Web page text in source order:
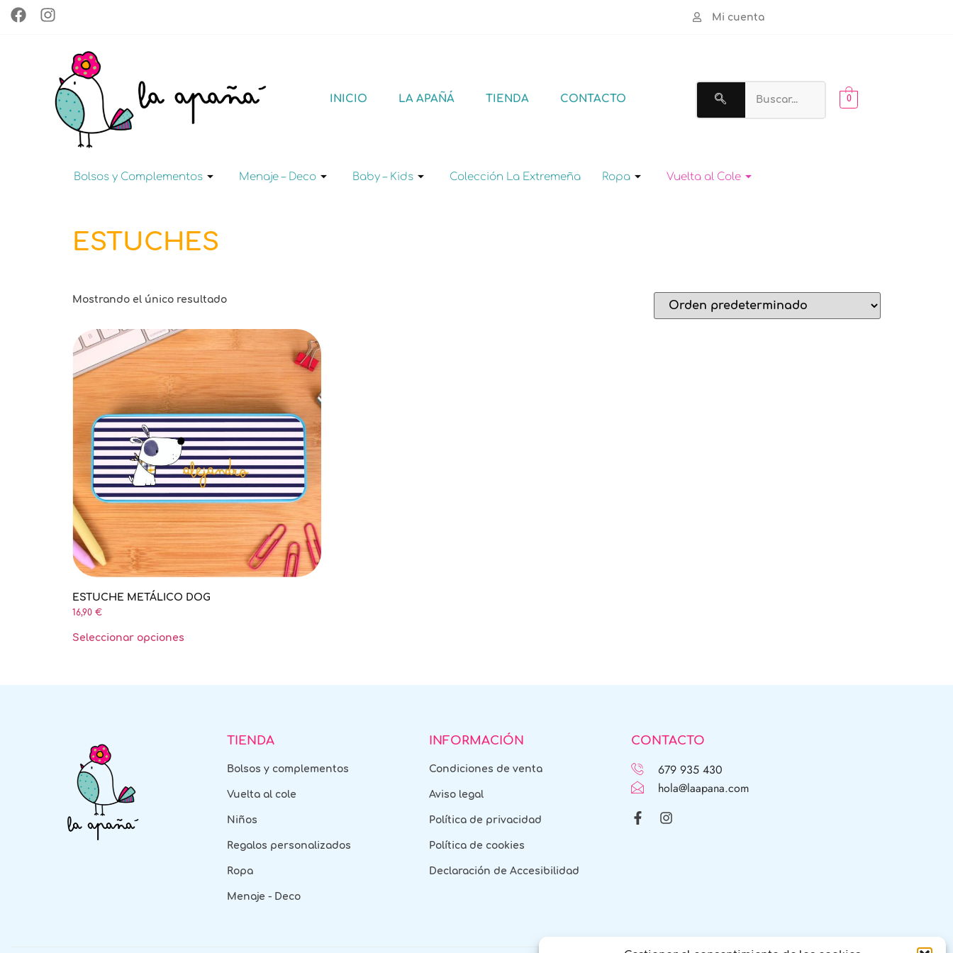
Mi cuenta
INICIO LA APAÑÁ TIENDA CONTACTO 0
Bolsos y Complementos Menaje – Deco Baby – Kids Colección La Extremeña Ropa Vuelta al Cole
ESTUCHES
Mostrando el único resultado
ESTUCHE METÁLICO DOG
16,90 €
Seleccionar opciones
TIENDA
Bolsos y complementos
Vuelta al cole
Niños
Regalos personalizados
Ropa
Menaje - Deco
INFORMACIÓN
Condiciones de venta
Aviso legal
Política de privacidad
Política de cookies
Declaración de Accesibilidad
CONTACTO
679 935 430
hola@laapana.com